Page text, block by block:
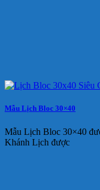
Mẫu Lịch Bloc 30×40
Mẫu Lịch Bloc 30×40
Khánh Lịch được